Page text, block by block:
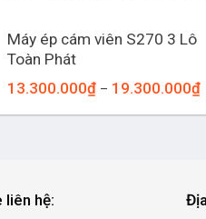
Máy ép cám viên S270 3 Lô
Toàn Phát
13.300.000₫ – 19.300.000₫
liên hệ: